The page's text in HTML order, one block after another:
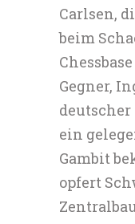
Carlsen,
beim
Gegner,
deutscher
ein
Gambit
opfert